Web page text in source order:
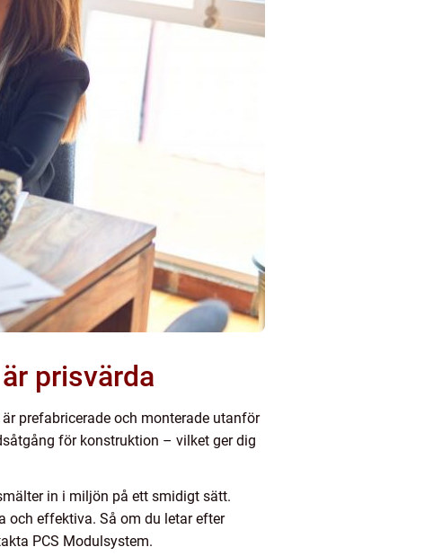
prisvärda
prefabricerade och monterade utanför
för konstruktion – vilket ger dig
in i miljön på ett smidigt sätt.
och effektiva. Så om du letar efter
PCS Modulsystem.